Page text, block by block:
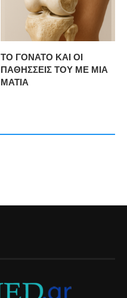
ΤΟ ΓΟΝΑΤΟ ΚΑΙ ΟΙ
ΠΑΘΗΣΣΕΙΣ ΤΟΥ ΜΕ ΜΙΑ
ΜΑΤΙΑ